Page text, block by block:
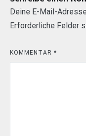
Deine E-Mail-
Erforderliche Felder
KOMMENTAR *